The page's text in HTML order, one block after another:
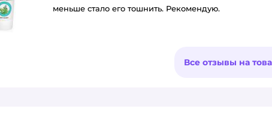
меньше стало его тошнить. Рекомендую.
Все отзывы на